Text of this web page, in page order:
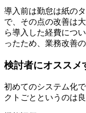
導入前は勤怠は紙の
で、その点の改善は
ら導入した経費につ
ったため、業務改善
検討者にオススメ
初めてのシステム化
クトごとというのは